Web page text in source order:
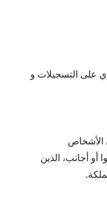
على التسجيلات و
الأشخاص
أو أجانب، الذين